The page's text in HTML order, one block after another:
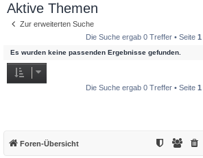
Aktive Themen
Zur erweiterten Suche
Die Suche ergab 0 Treffer • Seite 1
Es wurden keine passenden Ergebnisse gefunden.
Die Suche ergab 0 Treffer • Seite 1
Foren-Übersicht